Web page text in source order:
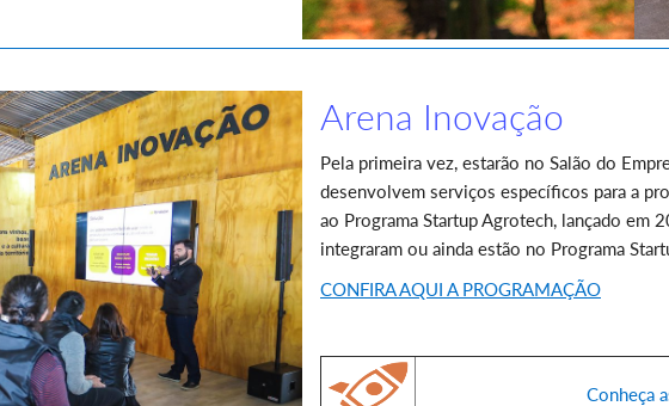
Arena Inovação
Pela primeira vez, estarão no Salão do
desenvolvem serviços específicos para a
ao Programa Startup Agrotech, lançado em
integraram ou ainda estão no Programa
CONFIRA AQUI A PROGRAMAÇÃO
Conheça